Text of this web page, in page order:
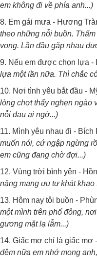
em không đi về phía anh...)
8. Em gái mưa - Hương
theo những nỗi buồn.
vọng. Lần đầu gặp nhau
9. Nếu em được chọn lựa -
lựa một lần nữa. Thì chắc
10. Nơi tình yêu bắt đầu -
lòng chợt thấy nghẹn ngào
nỗi đau ai ngờ...)
11. Mình yêu nhau đi -
muốn nói, cứ ngập ngừng
em cũng đang chờ đợi...)
12. Vùng trời bình yên -
nặng mang ưu tư khát khao
13. Hôm nay tôi buồn -
một mình trên phố đông,
gương mặt lạ lẫm...)
14. Giấc mơ chỉ là giấc mơ
đêm nữa em nhớ mong